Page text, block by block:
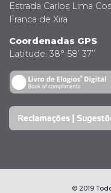
Estrada Carlos Lima
Franca de Xira
Coordenadas GPS
Latitude: 38° 58’ 37’’
© 2019